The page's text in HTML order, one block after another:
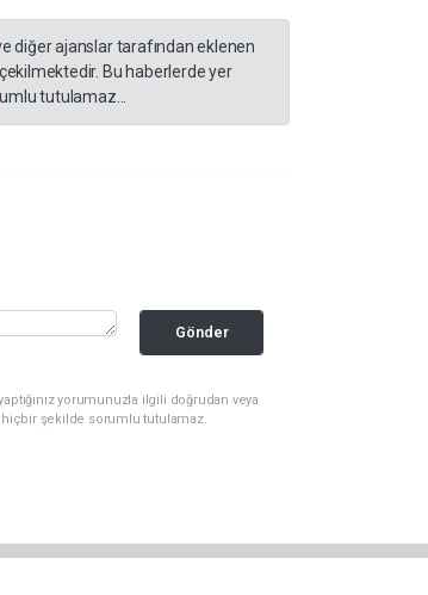
diğer ajanslar tarafından eklenen
Bu haberlerde yer
tutulamaz...
Gönder
yorumunuzla ilgili doğrudan veya
hiçbir şekilde sorumlu tutulamaz.